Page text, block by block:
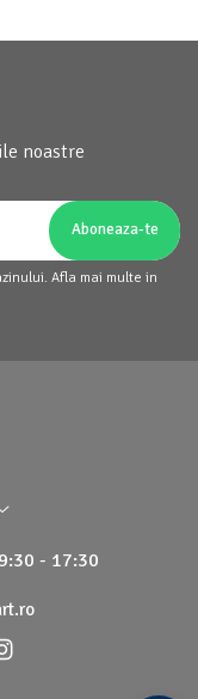
noastre
Afla mai multe in
- 17:30